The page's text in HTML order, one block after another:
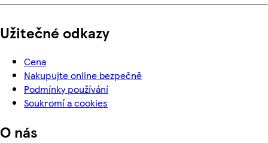
Užitečné odkazy
Cena
Nakupujte online bezpečně
Podmínky používání
Soukromí a cookies
O nás